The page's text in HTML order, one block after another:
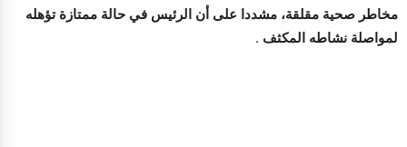
مخاطر صحية مقلقة، مشددا على أن الرئيس في حالة ممتازة تؤهله
لمواصلة نشاطه المكثف .